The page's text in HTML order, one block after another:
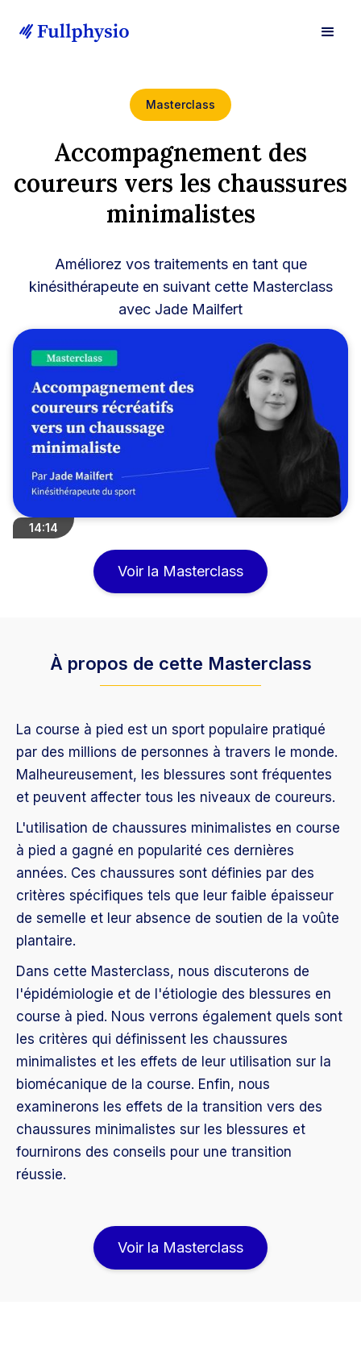
Masterclass
Accompagnement des
coureurs vers les chaussures
minimalistes
Améliorez vos traitements en tant que
kinésithérapeute en suivant cette Masterclass
avec Jade Mailfert
14:14
Voir la Masterclass
À propos de cette Masterclass
La course à pied est un sport populaire pratiqué
par des millions de personnes à travers le monde.
Malheureusement, les blessures sont fréquentes
et peuvent affecter tous les niveaux de coureurs.
L'utilisation de chaussures minimalistes en course
à pied a gagné en popularité ces dernières
années. Ces chaussures sont définies par des
critères spécifiques tels que leur faible épaisseur
de semelle et leur absence de soutien de la voûte
plantaire.
Dans cette Masterclass, nous discuterons de
l'épidémiologie et de l'étiologie des blessures en
course à pied. Nous verrons également quels sont
les critères qui définissent les chaussures
minimalistes et les effets de leur utilisation sur la
biomécanique de la course. Enfin, nous
examinerons les effets de la transition vers des
chaussures minimalistes sur les blessures et
fournirons des conseils pour une transition
réussie.
Voir la Masterclass